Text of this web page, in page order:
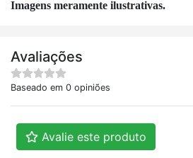
Imagens meramente ilustrativas.
Avaliações
Baseado em 0 opiniões
Avalie este produto